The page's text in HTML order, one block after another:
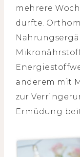
mehrere
durfte.
anderem mit
zur
Ermüdung